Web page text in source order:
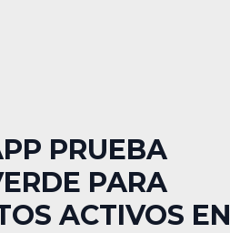
PRUEBA
PARA
ACTIVOS EN